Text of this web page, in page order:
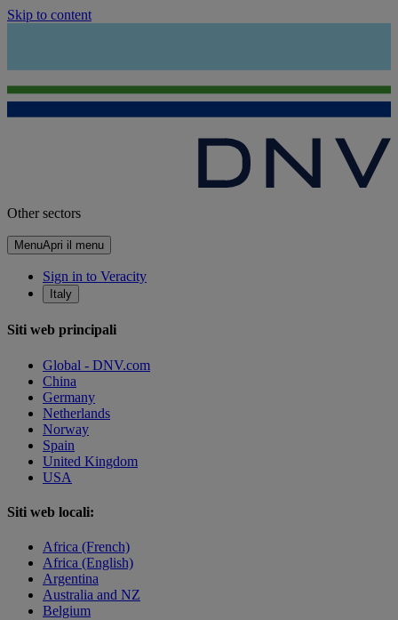
Skip to content
Other sectors
MenuApri il menu
Sign in to Veracity
Italy
Siti web principali
Global - DNV.com
China
Germany
Netherlands
Norway
Spain
United Kingdom
USA
Siti web locali:
Africa (French)
Africa (English)
Argentina
Australia and NZ
Belgium